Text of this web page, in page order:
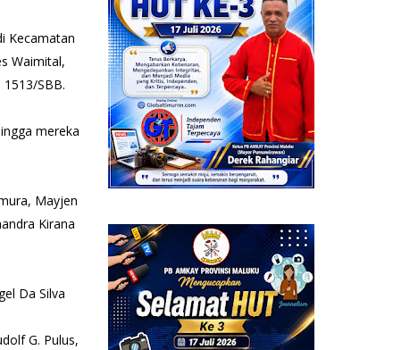
Kecamatan
Waimital,
SBB.
mereka
Mayjen
Kirana
Da Silva
G. Pulus,